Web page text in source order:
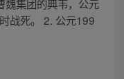
魏集团的典韦，公元
战死。 2. 公元199